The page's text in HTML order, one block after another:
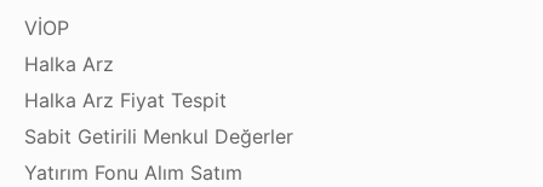
VİOP
Halka Arz
Halka Arz Fiyat Tespit
Sabit Getirili Menkul Değerler
Yatırım Fonu Alım Satım